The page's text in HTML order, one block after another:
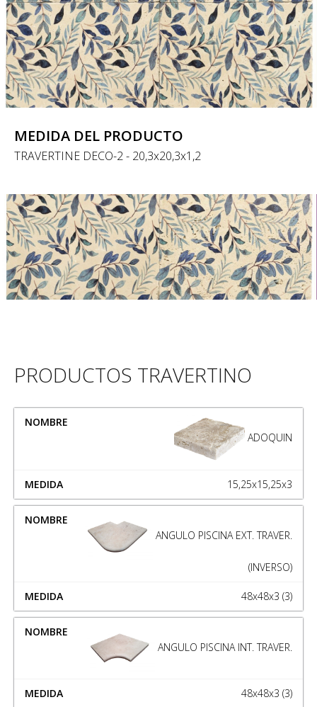
MEDIDA DEL PRODUCTO
TRAVERTINE DECO-2 - 20,3x20,3x1,2
PRODUCTOS TRAVERTINO
NOMBRE
ADOQUIN
15,25x15,25x3
ANGULO PISCINA EXT. TRAVER.
(INVERSO)
48x48x3 (3)
ANGULO PISCINA INT. TRAVER.
48x48x3 (3)